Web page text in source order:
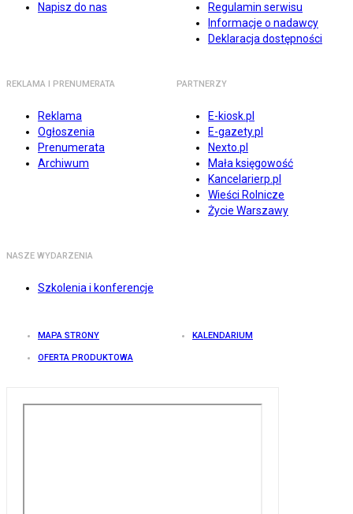
Napisz do nas
Regulamin serwisu
Informacje o nadawcy
Deklaracja dostępności
REKLAMA I PRENUMERATA
Reklama
Ogłoszenia
Prenumerata
Archiwum
PARTNERZY
E-kiosk.pl
E-gazety.pl
Nexto.pl
Mała księgowość
Kancelarierp.pl
Wieści Rolnicze
Życie Warszawy
NASZE WYDARZENIA
Szkolenia i konferencje
MAPA STRONY KALENDARIUM
OFERTA PRODUKTOWA